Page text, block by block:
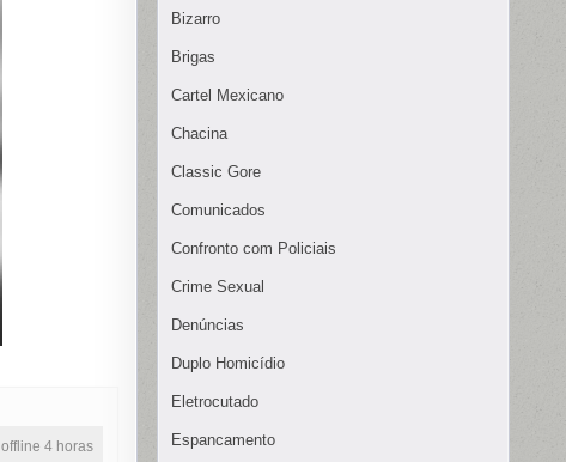
offline 4 horas
Bizarro
Brigas
Cartel Mexicano
Chacina
Classic Gore
Comunicados
Confronto com Policiais
Crime Sexual
Denúncias
Duplo Homicídio
Eletrocutado
Espancamento